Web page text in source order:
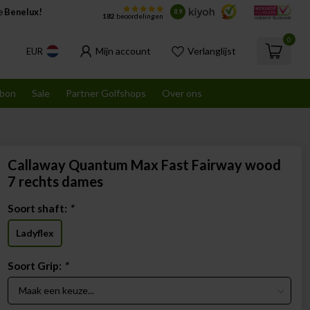
Benelux! 182 beoordelingen
8.9
EUR Mijn account Verlanglijst
0
Sale Partner Golfshops Over ons
Callaway Quantum Max Fast Fairway wood
7 rechts dames
Soort shaft: *
Ladyflex
Soort Grip: *